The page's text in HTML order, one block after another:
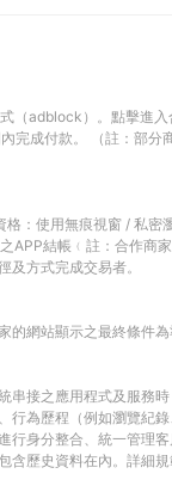
（adblock）。點擊進
完成付款。 （註：部分
：使用無痕視窗 / 私密
APP結帳﹙註：合作商
及方式完成交易者。
的網站顯示之最終條件
接之應用程式及服務
為歷程（例如瀏覽紀
行身分整合、統一管理
含歷史資料在內。詳細